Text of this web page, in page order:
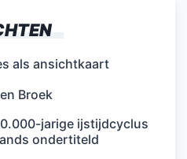
als ansichtkaart
Broek
jarige ijstijdcyclus
ondertiteld